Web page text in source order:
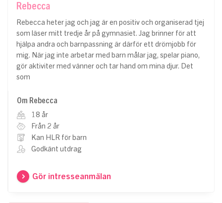
Rebecca
Rebecca heter jag och jag är en positiv och organiserad tjej
som läser mitt tredje år på gymnasiet. Jag brinner för att
hjälpa andra och barnpassning är därför ett drömjobb för
mig. När jag inte arbetar med barn målar jag, spelar piano,
gör aktiviter med vänner och tar hand om mina djur. Det
som
Om Rebecca
18 år
Från 2 år
Kan HLR för barn
Godkänt utdrag
Gör intresseanmälan